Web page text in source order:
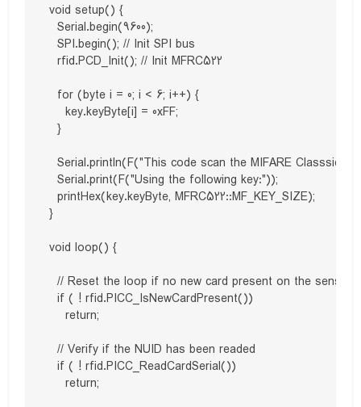
void setup() {
  Serial.begin(9600);
  SPI.begin(); // Init SPI bus
  rfid.PCD_Init(); // Init MFRC522
  for (byte i = 0; i < 6; i++) {
    key.keyByte[i] = 0xFF;
  }
Serial.println(F("This code scan the MIFARE Classsic
  Serial.print(F("Using the following key:"));
  printHex(key.keyByte, MFRC522::MF_KEY_SIZE);
}
void loop() {
// Reset the loop if no new card present on the
  if ( ! rfid.PICC_IsNewCardPresent())
    return;
  // Verify if the NUID has been readed
  if ( ! rfid.PICC_ReadCardSerial())
    return;